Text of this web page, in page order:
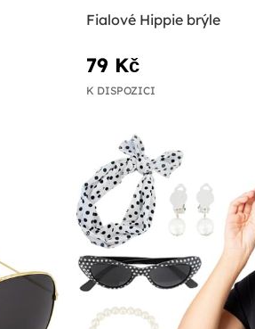
Fialové Hippie brýle
79 Kč
K DISPOZICI